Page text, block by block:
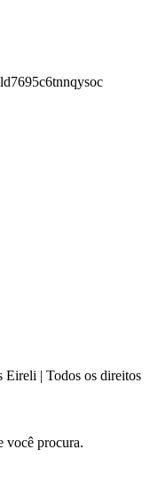
| Todos os direitos
você procura.